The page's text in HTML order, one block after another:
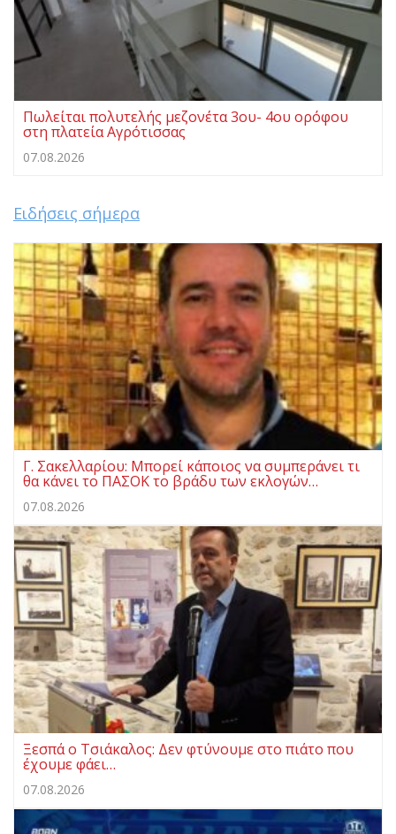
Πωλείται πολυτελής μεζονέτα 3ου- 4ου ορόφου
στη πλατεία Αγρότισσας
07.08.2026
Ειδήσεις σήμερα
Γ. Σακελλαρίου: Μπορεί κάποιος να συμπεράνει τι
θα κάνει το ΠΑΣΟΚ το βράδυ των εκλογών…
07.08.2026
Ξεσπά ο Τσιάκαλος: Δεν φτύνουμε στο πιάτο που
έχουμε φάει…
07.08.2026